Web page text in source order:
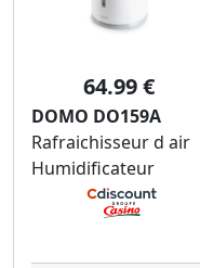
64.99 €
DOMO DO159A
Rafraichisseur d air
Humidificateur